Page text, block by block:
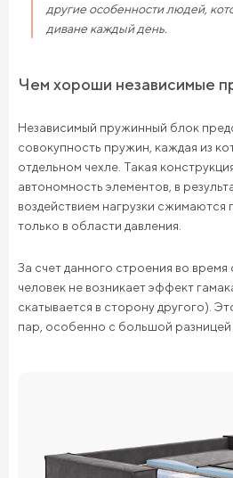
другие особенности людей,
диване каждый день.
Чем хороши независимые
Независимый пружинный блок
совокупность пружин, каждая из
отдельном чехле. Такая
автономность элементов, в
воздействием нагрузки
только в области давления.
За счет данного строения во время
человек не возникает эффект
скатывается в сторону другого).
пар, особенно с большой разницей